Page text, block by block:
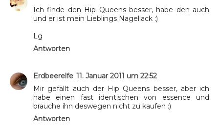
Ich finde den Hip Queens besser, habe den auch
und er ist mein Lieblings Nagellack :)
Lg
Antworten
Erdbeerelfe 11. Januar 2011 um 22:52
Mir gefällt auch der Hip Queens besser, aber ich
habe einen fast identischen von essence und
brauche ihn deswegen nicht zu kaufen :)
Antworten